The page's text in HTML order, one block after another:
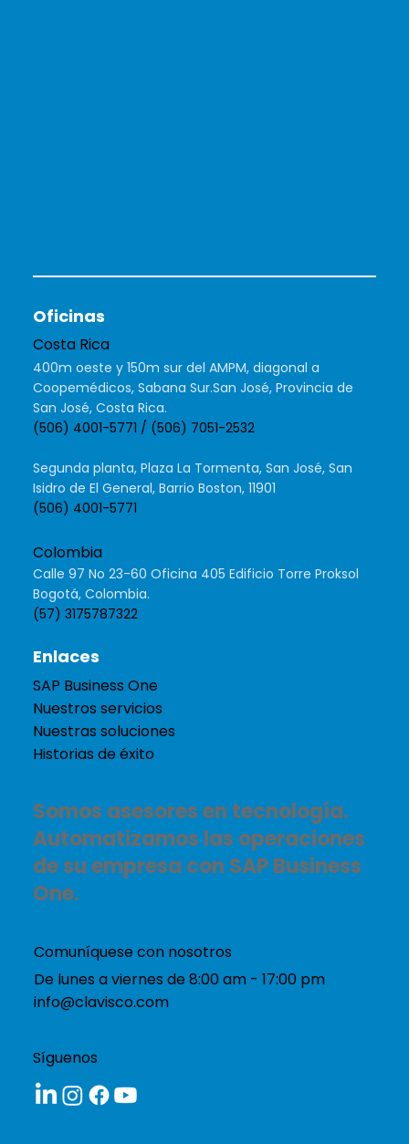
Somos asesores en tecnología.
Automatizamos las operaciones
de su empresa con SAP Business
One.
Comuníquese con nosotros
De lunes a viernes de 8:00 am - 17:00 pm
info@clavisco.com
Síguenos
Enlaces
SAP Business One
Nuestros servicios
Nuestras soluciones
Historias de éxito
Oficinas
Costa Rica
400m oeste y 150m sur del AMPM, diagonal a
Coopemédicos, Sabana Sur.San José, Provincia de
San José, Costa Rica.
(506) 4001-5771 / (506) 7051-2532
Segunda planta, Plaza La Tormenta, San José, San
Isidro de El General, Barrio Boston, 11901
(506) 4001-5771
Colombia
Calle 97 No 23-60 Oficina 405 Edificio Torre Proksol
Bogotá, Colombia.
(57) 3175787322